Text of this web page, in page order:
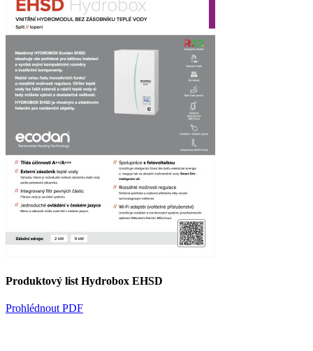
Produktový list Hydrobox EHSD
Prohlédnout PDF